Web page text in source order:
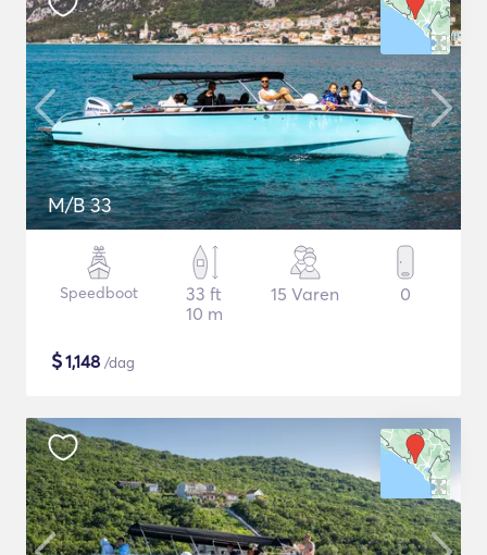
M/B 33
Speedboot
33 ft
10 m
15 Varen 0
$1,148 /dag